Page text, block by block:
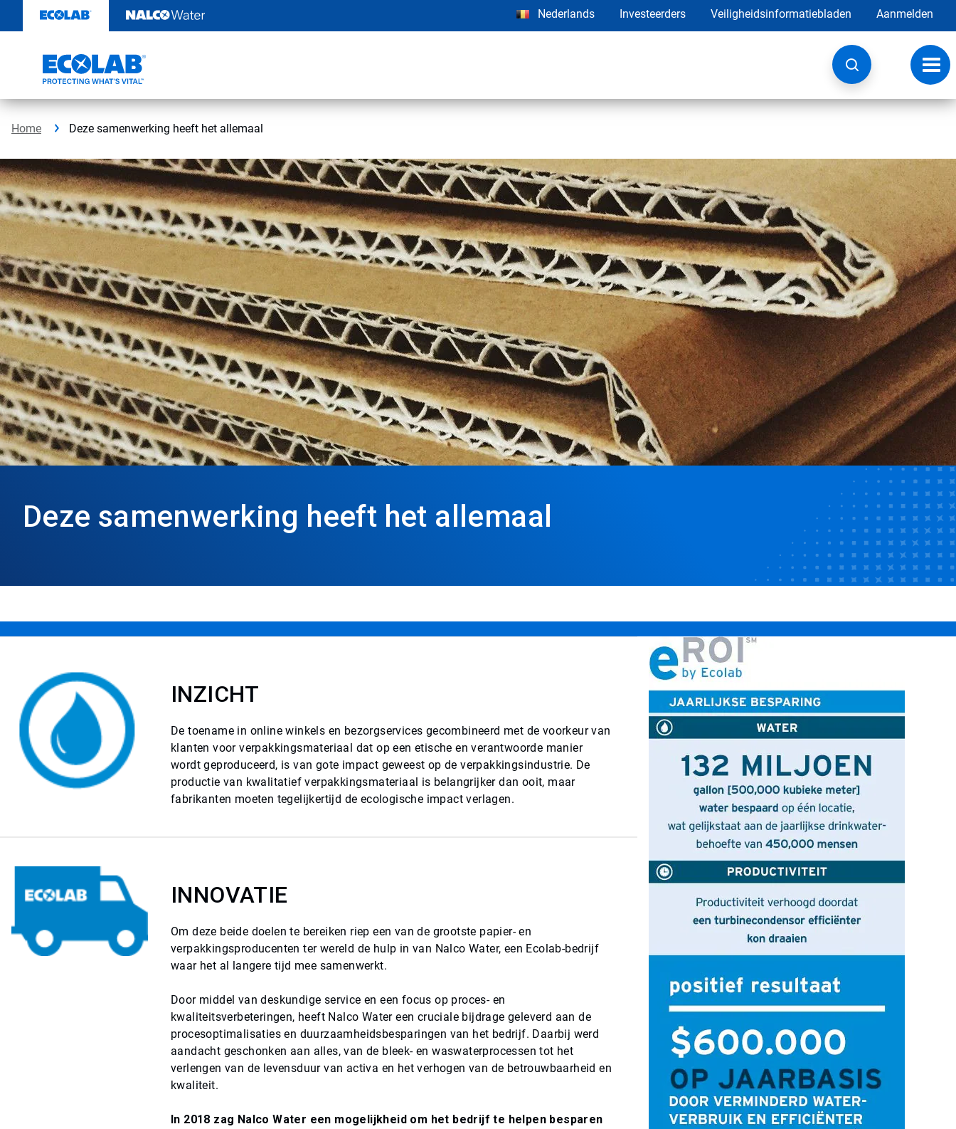
content
Nederlands Investeerders Veiligheidsinformatiebladen Aanmelden
Home Deze samenwerking heeft het allemaal
Deze samenwerking heeft het allemaal
INZICHT
De toename in online winkels en bezorgservices gecombineerd met de voorkeur van
klanten voor verpakkingsmateriaal dat op een etische en verantwoorde manier
wordt geproduceerd, is van gote impact geweest op de verpakkingsindustrie. De
productie van kwalitatief verpakkingsmateriaal is belangrijker dan ooit, maar
fabrikanten moeten tegelijkertijd de ecologische impact verlagen.
INNOVATIE
Om deze beide doelen te bereiken riep een van de grootste papier- en
verpakkingsproducenten ter wereld de hulp in van Nalco Water, een Ecolab-bedrijf
waar het al langere tijd mee samenwerkt.
Door middel van deskundige service en een focus op proces- en
kwaliteitsverbeteringen, heeft Nalco Water een cruciale bijdrage geleverd aan de
procesoptimalisaties en duurzaamheidsbesparingen van het bedrijf. Daarbij werd
aandacht geschonken aan alles, van de bleek- en waswaterprocessen tot het
verlengen van de levensduur van activa en het verhogen van de betrouwbaarheid en
kwaliteit.
In 2018 zag Nalco Water een mogelijkheid om het bedrijf te helpen besparen